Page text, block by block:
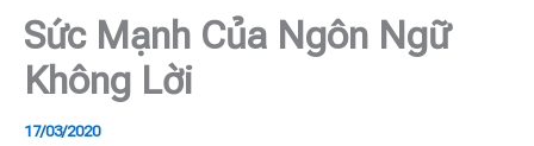
Sức Mạnh Của Ngôn Ngữ
Không Lời
17/03/2020